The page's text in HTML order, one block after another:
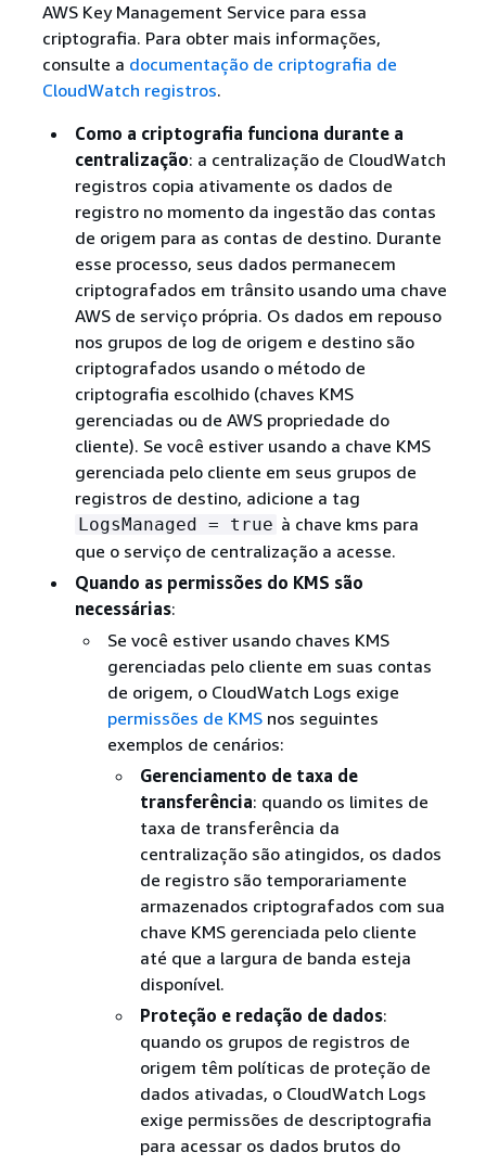
AWS Key Management Service para essa
criptografia. Para obter mais informações,
consulte a documentação de criptografia de
CloudWatch registros.
Como a criptografia funciona durante a
centralização: a centralização de CloudWatch
registros copia ativamente os dados de
registro no momento da ingestão das contas
de origem para as contas de destino. Durante
esse processo, seus dados permanecem
criptografados em trânsito usando uma chave
AWS de serviço própria. Os dados em repouso
nos grupos de log de origem e destino são
criptografados usando o método de
criptografia escolhido (chaves KMS
gerenciadas ou de AWS propriedade do
cliente). Se você estiver usando a chave KMS
gerenciada pelo cliente em seus grupos de
registros de destino, adicione a tag
LogsManaged = true à chave kms para
que o serviço de centralização a acesse.
Quando as permissões do KMS são
necessárias:
Se você estiver usando chaves KMS
gerenciadas pelo cliente em suas contas
de origem, o CloudWatch Logs exige
permissões de KMSnos seguintes
exemplos de cenários:
Gerenciamento de taxa de
transferência: quando os limites de
taxa de transferência da
centralização são atingidos, os dados
de registro são temporariamente
armazenados criptografados com sua
chave KMS gerenciada pelo cliente
até que a largura de banda esteja
disponível.
Proteção e redação de dados:
quando os grupos de registros de
origem têm políticas de proteção de
dados ativadas, o CloudWatch Logs
exige permissões de descriptografia
para acessar os dados brutos do